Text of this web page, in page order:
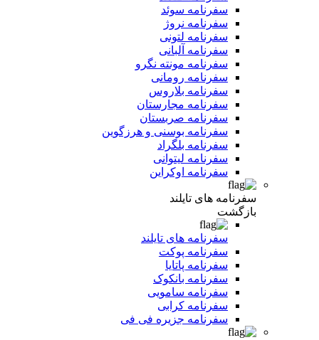
سفرنامه سوئد
سفرنامه نروژ
سفرنامه لتونی
سفرنامه آلبانی
سفرنامه مونته نگرو
سفرنامه رومانی
سفرنامه بلاروس
سفرنامه مجارستان
سفرنامه صربستان
سفرنامه بوسنی و هرزگوین
سفرنامه بلگراد
سفرنامه لیتوانی
سفرنامه اوکراین
سفرنامه های تایلند
بازگشت
سفرنامه های تایلند
سفرنامه پوکت
سفرنامه پاتایا
سفرنامه بانکوک
سفرنامه سامویی
سفرنامه کرابی
سفرنامه جزیره فی فی